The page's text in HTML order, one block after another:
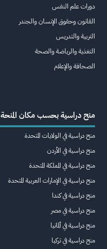
دورات علم النفس
القانون وحقوق الإنسان والجندر
التربية والتدريس
التغذية والرياضة والصحة
الصحافة والإعلام
منح دراسية بحسب مكان المنحة
منح دراسية في الولايات المتحدة
منح دراسية في الأردن
منح دراسية في المملكة المتحدة
منح دراسية في الإمارات العربية المتحدة
منح دراسية في كندا
منح دراسية في مصر
منح دراسية في ألمانيا
منح دراسية في تركيا